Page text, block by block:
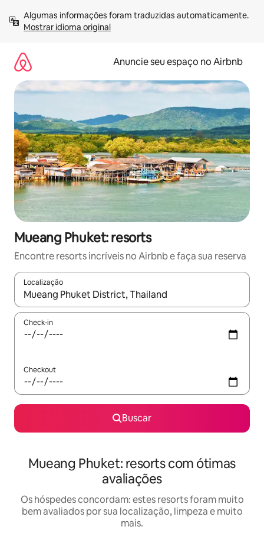
para
Mostrar idioma original
Anuncie seu espaço no Airbnb
Mueang Phuket: resorts
Encontre resorts incríveis no Airbnb e faça sua reserva
Localização
Quando os resultados estiverem disponíveis, explore-os
Check-in
Checkout
Buscar
Mueang Phuket: resorts com ótimas
avaliações
Os hóspedes concordam: estes resorts foram muito
bem avaliados por sua localização, limpeza e muito
mais.